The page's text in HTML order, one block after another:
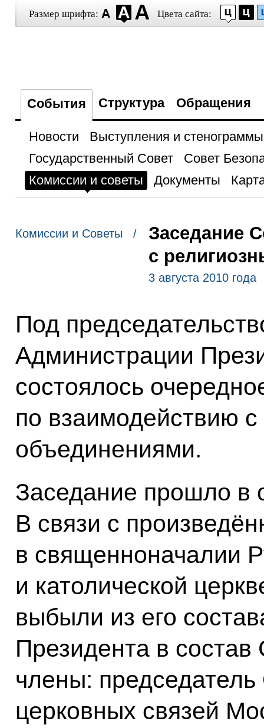
Размер шрифта: Цвета сайта:
События Структура Обращения
Новости
Выступления и стенограммы
Государственный Совет
Совет
Комиссии и советы
Документы
Комиссии и Советы /
Заседание
с
3 августа 2010 года
Под
Администрации
состоялось
по взаимодействию
объединениями.
Заседание прошло в
В связи с
в священноначалии
и католической
выбыли из его
Президента в
члены:
церковных связей